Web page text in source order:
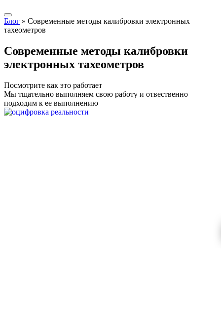
Блог » Современные методы калибровки электронных
тахеометров
Современные методы калибровки
электронных тахеометров
Посмотрите как это работает
Мы тщательно выполняем свою работу и отвественно
подходим к ее выполнению